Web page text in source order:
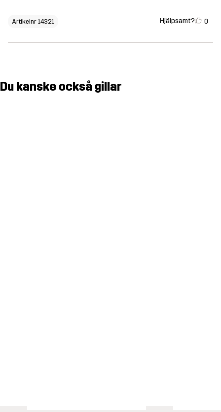
Artikelnr 14321 Hjälpsamt? 0
Du kanske också gillar